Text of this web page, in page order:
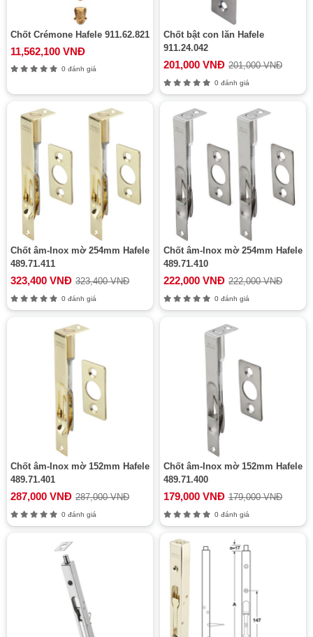
Chốt Crémone Hafele 911.62.821
11,562,100 VNĐ
0 đánh giá
Chốt bật con lăn Hafele
911.24.042
201,000 VNĐ 201,000 VNĐ
0 đánh giá
Chốt âm-Inox mờ 254mm Hafele
489.71.411
323,400 VNĐ 323,400 VNĐ
0 đánh giá
Chốt âm-Inox mờ 254mm Hafele
489.71.410
222,000 VNĐ 222,000 VNĐ
0 đánh giá
Chốt âm-Inox mờ 152mm Hafele
489.71.401
287,000 VNĐ 287,000 VNĐ
0 đánh giá
Chốt âm-Inox mờ 152mm Hafele
489.71.400
179,000 VNĐ 179,000 VNĐ
0 đánh giá